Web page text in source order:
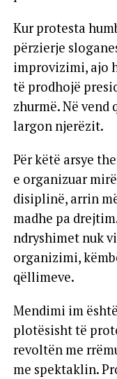
Kur protesta
përzierje
improvizimi, ajo
të prodhojë
zhurmë. Në
largon njerëzit.
Për këtë arsye
e organizuar
disiplinë, arrin
madhe pa
ndryshimet nuk
organizimi,
qëllimeve.
Mendimi im
plotësisht të
revoltën me
me spektaklin.